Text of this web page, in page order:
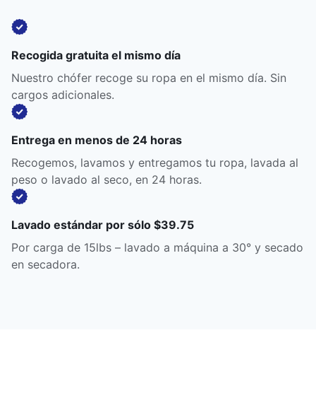
Recogida gratuita el mismo día
Nuestro chófer recoge su ropa en el mismo día. Sin
cargos adicionales.
Entrega en menos de 24 horas
Recogemos, lavamos y entregamos tu ropa, lavada al
peso o lavado al seco, en 24 horas.
Lavado estándar por sólo $39.75
Por carga de 15lbs – lavado a máquina a 30° y secado
en secadora.